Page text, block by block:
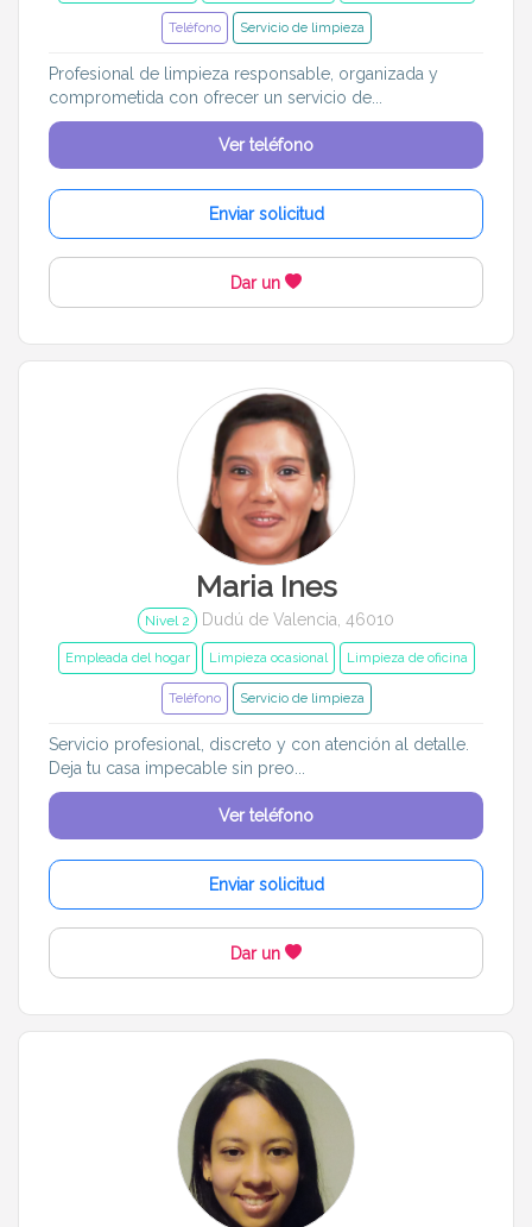
Teléfono Servicio de limpieza
Profesional de limpieza responsable, organizada y
comprometida con ofrecer un servicio de...
Ver teléfono
Enviar solicitud
Dar un
Maria Ines
Nivel 2 Dudú de Valencia, 46010
Empleada del hogar Limpieza ocasional Limpieza de oficina
Teléfono Servicio de limpieza
Servicio profesional, discreto y con atención al detalle.
Deja tu casa impecable sin preo...
Ver teléfono
Enviar solicitud
Dar un